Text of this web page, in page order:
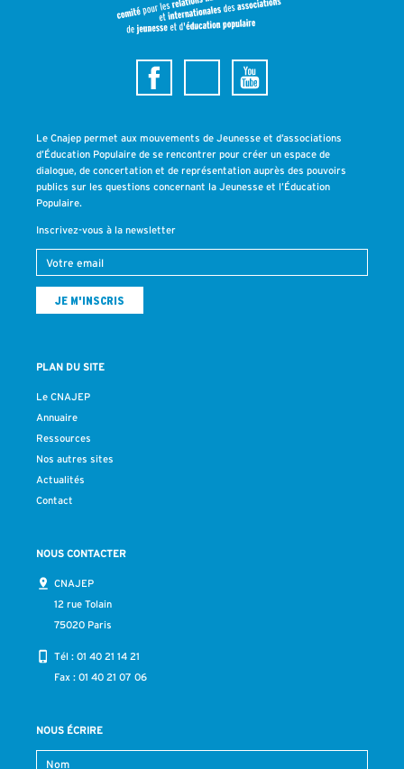
Le Cnajep permet aux mouvements de Jeunesse et d’associations
d’Éducation Populaire de se rencontrer pour créer un espace de
dialogue, de concertation et de représentation auprès des pouvoirs
publics sur les questions concernant la Jeunesse et l’Éducation
Populaire.
Inscrivez-vous à la newsletter
PLAN DU SITE
Le CNAJEP
Annuaire
Ressources
Nos autres sites
Actualités
Contact
NOUS CONTACTER
CNAJEP
12 rue Tolain
75020 Paris
Tél : 01 40 21 14 21
Fax : 01 40 21 07 06
NOUS ÉCRIRE